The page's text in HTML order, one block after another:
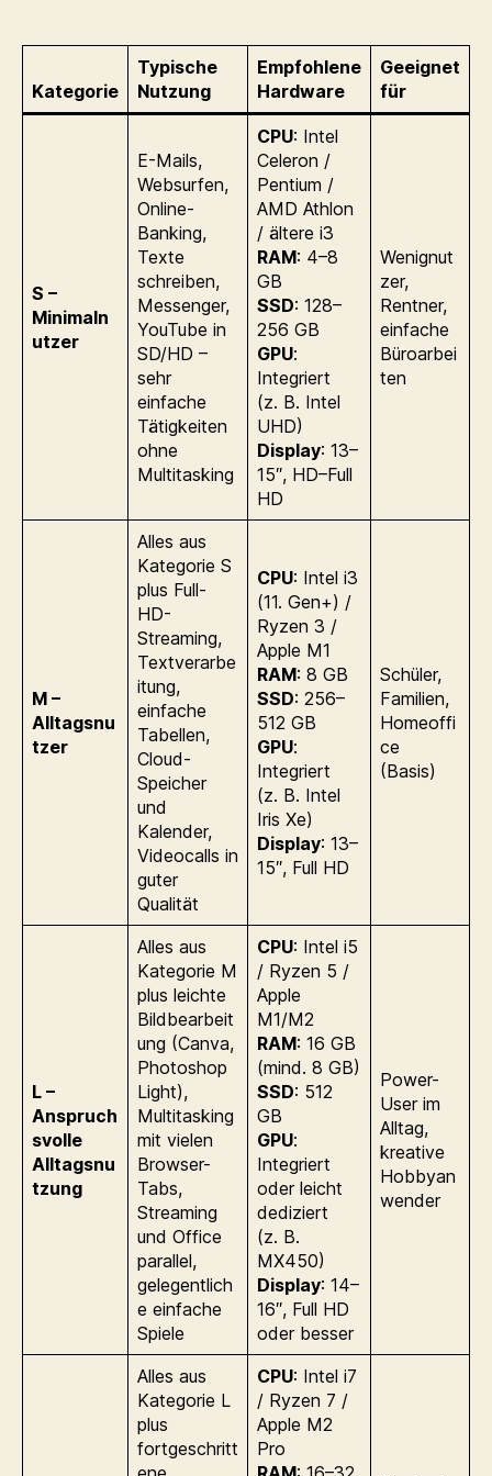
Kategorie
Typische
Nutzung
Empfohlene
Hardware
Geeignet
für
S –
Minimaln
utzer
E-Mails,
Websurfen,
Online-
Banking,
Texte
schreiben,
Messenger,
YouTube in
SD/HD –
sehr
einfache
Tätigkeiten
ohne
Multitasking
CPU: Intel
Celeron /
Pentium /
AMD Athlon
/ ältere i3
RAM: 4–8
GB
SSD: 128–
256 GB
GPU:
Integriert
(z. B. Intel
UHD)
Display: 13–
15″, HD–Full
HD
Wenignut
zer,
Rentner,
einfache
Büroarbei
ten
M –
Alltagsnu
tzer
Alles aus
Kategorie S
plus Full-
HD-
Streaming,
Textverarbe
itung,
einfache
Tabellen,
Cloud-
Speicher
und
Kalender,
Videocalls in
guter
Qualität
CPU: Intel i3
(11. Gen+) /
Ryzen 3 /
Apple M1
RAM: 8 GB
SSD: 256–
512 GB
GPU:
Integriert
(z. B. Intel
Iris Xe)
Display: 13–
15″, Full HD
Schüler,
Familien,
Homeoffi
ce
(Basis)
L –
Anspruch
svolle
Alltagsnu
tzung
Alles aus
Kategorie M
plus leichte
Bildbearbeit
ung (Canva,
Photoshop
Light),
Multitasking
mit vielen
Browser-
Tabs,
Streaming
und Office
parallel,
gelegentlich
e einfache
Spiele
CPU: Intel i5
/ Ryzen 5 /
Apple
M1/M2
RAM: 16 GB
(mind. 8 GB)
SSD: 512
GB
GPU:
Integriert
oder leicht
dediziert
(z. B.
MX450)
Display: 14–
16″, Full HD
oder besser
Power-
User im
Alltag,
kreative
Hobbyan
wender
Alles aus
Kategorie L
plus
fortgeschritt
CPU: Intel i7
/ Ryzen 7 /
Apple M2
Pro